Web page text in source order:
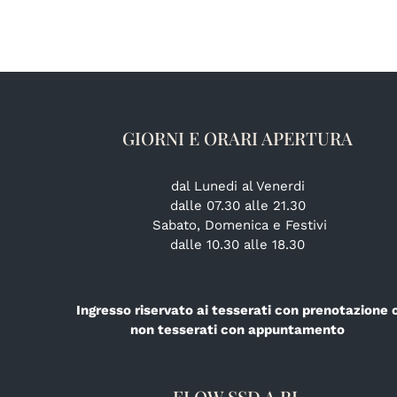
GIORNI E ORARI APERTURA
dal Lunedi al Venerdi
dalle 07.30 alle 21.30
Sabato, Domenica e Festivi
dalle 10.30 alle 18.30
Ingresso riservato ai tesserati con prenotazione
non tesserati con appuntamento